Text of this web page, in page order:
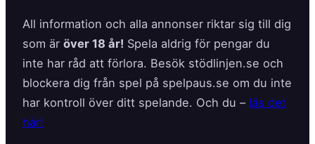
All information och alla annonser riktar sig till dig
som är över 18 år! Spela aldrig för pengar du
inte har råd att förlora. Besök stödlinjen.se och
blockera dig från spel på spelpaus.se om du inte
har kontroll över ditt spelande. Och du – läs det
här!